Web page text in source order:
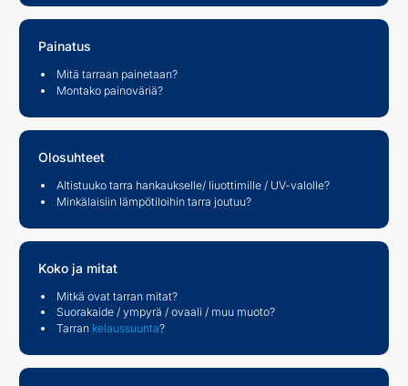
Painatus
Mitä tarraan painetaan?
Montako painoväriä?
Olosuhteet
Altistuuko tarra hankaukselle/ liuottimille / UV-valolle?
Minkälaisiin lämpötiloihin tarra joutuu?
Koko ja mitat
Mitkä ovat tarran mitat?
Suorakaide / ympyrä / ovaali / muu muoto?
Tarran kelaussuunta?